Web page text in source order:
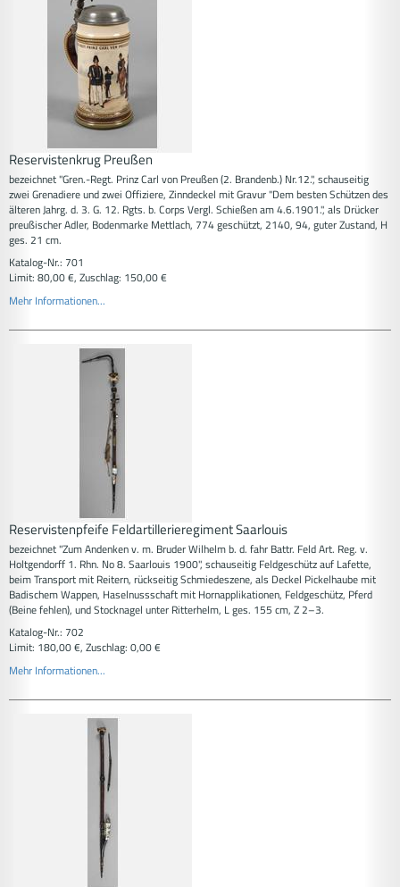
Reservistenkrug Preußen
bezeichnet "Gren.-Regt. Prinz Carl von Preußen (2. Brandenb.) Nr.12.", schauseitig
zwei Grenadiere und zwei Offiziere, Zinndeckel mit Gravur "Dem besten Schützen des
älteren Jahrg. d. 3. G. 12. Rgts. b. Corps Vergl. Schießen am 4.6.1901.", als Drücker
preußischer Adler, Bodenmarke Mettlach, 774 geschützt, 2140, 94, guter Zustand, H
ges. 21 cm.
Katalog-Nr.: 701
Limit: 80,00 €, Zuschlag: 150,00 €
Mehr Informationen...
Reservistenpfeife Feldartillerieregiment Saarlouis
bezeichnet "Zum Andenken v. m. Bruder Wilhelm b. d. fahr Battr. Feld Art. Reg. v.
Holtgendorff 1. Rhn. No 8. Saarlouis 1900", schauseitig Feldgeschütz auf Lafette,
beim Transport mit Reitern, rückseitig Schmiedeszene, als Deckel Pickelhaube mit
Badischem Wappen, Haselnussschaft mit Hornapplikationen, Feldgeschütz, Pferd
(Beine fehlen), und Stocknagel unter Ritterhelm, L ges. 155 cm, Z 2–3.
Katalog-Nr.: 702
Limit: 180,00 €, Zuschlag: 0,00 €
Mehr Informationen...